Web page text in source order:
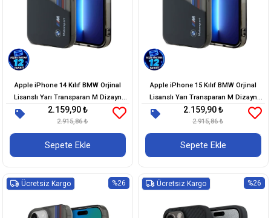
Apple iPhone 14 Kılıf BMW Orjinal
Lisanslı Yarı Transparan M Dizayn
Çizgili Kapak
2.159,90 ₺
2.915,86 ₺
Sepete Ekle
Apple iPhone 15 Kılıf BMW Orjinal
Lisanslı Yarı Transparan M Dizayn
Çizgili Kapak
2.159,90 ₺
2.915,86 ₺
Sepete Ekle
%26
Ücretsiz Kargo %26
Ücretsiz Kargo